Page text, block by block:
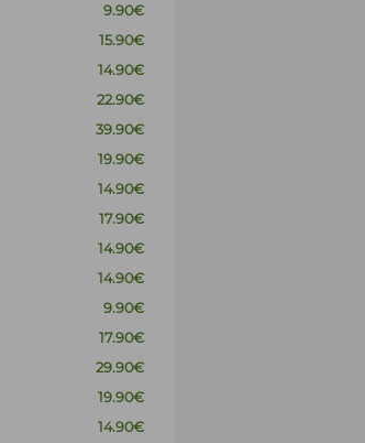
9.90€
15.90€
14.90€
22.90€
39.90€
19.90€
14.90€
17.90€
14.90€
14.90€
9.90€
17.90€
29.90€
19.90€
14.90€